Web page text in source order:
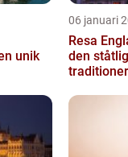
unik
06 januari
Resa
den